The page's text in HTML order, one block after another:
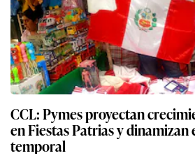
CCL: Pymes proyectan
en Fiestas Patrias y dinamizan
temporal